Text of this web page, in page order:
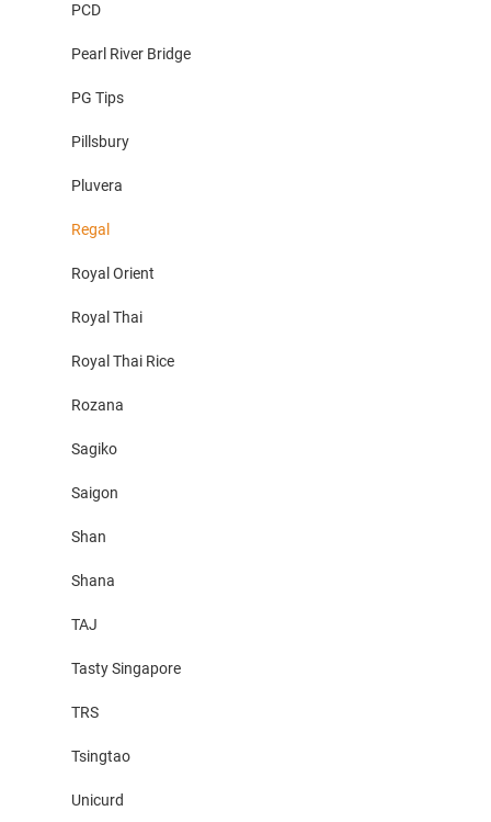
PCD
Pearl River Bridge
PG Tips
Pillsbury
Pluvera
Regal
Royal Orient
Royal Thai
Royal Thai Rice
Rozana
Sagiko
Saigon
Shan
Shana
TAJ
Tasty Singapore
TRS
Tsingtao
Unicurd